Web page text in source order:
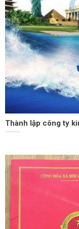
Thành lập công ty